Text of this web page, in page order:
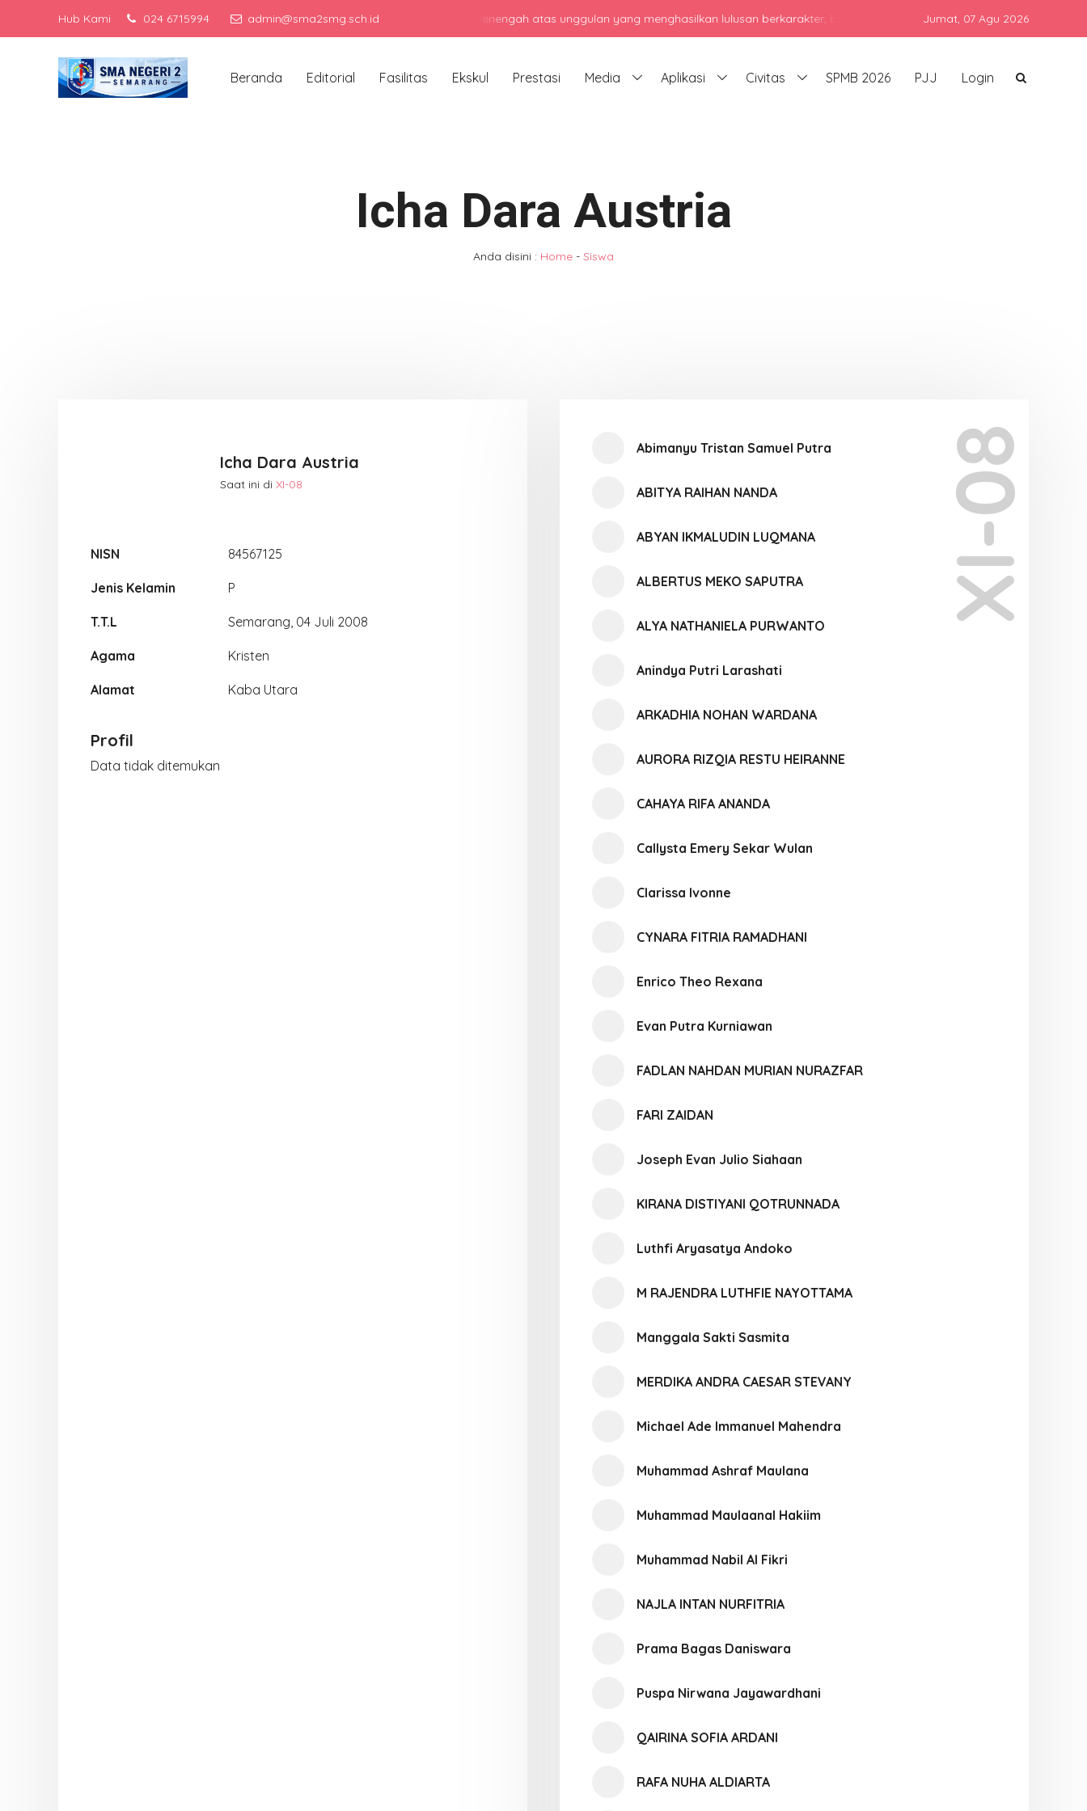
Hub Kami 024 6715994 admin@sma2smg.sch.idMenjadi sekolah menengah atas unggulan yang menghasilkan lulusan berkarakter, berprestasi, dan siap bersaing di era global
Jumat, 07 Agu 2026
Beranda Editorial Fasilitas Ekskul Prestasi Media Aplikasi Civitas SPMB 2026 PJJ Login
Icha Dara Austria
Anda disini : Home - Siswa
Icha Dara Austria
Saat ini di XI-08
NISN 84567125
Jenis Kelamin P
T.T.L Semarang, 04 Juli 2008
Agama Kristen
Alamat Kaba Utara
Profil
Data tidak ditemukan
XI-08
Abimanyu Tristan Samuel Putra
ABITYA RAIHAN NANDA
ABYAN IKMALUDIN LUQMANA
ALBERTUS MEKO SAPUTRA
ALYA NATHANIELA PURWANTO
Anindya Putri Larashati
ARKADHIA NOHAN WARDANA
AURORA RIZQIA RESTU HEIRANNE
CAHAYA RIFA ANANDA
Callysta Emery Sekar Wulan
Clarissa Ivonne
CYNARA FITRIA RAMADHANI
Enrico Theo Rexana
Evan Putra Kurniawan
FADLAN NAHDAN MURIAN NURAZFAR
FARI ZAIDAN
Joseph Evan Julio Siahaan
KIRANA DISTIYANI QOTRUNNADA
Luthfi Aryasatya Andoko
M RAJENDRA LUTHFIE NAYOTTAMA
Manggala Sakti Sasmita
MERDIKA ANDRA CAESAR STEVANY
Michael Ade Immanuel Mahendra
Muhammad Ashraf Maulana
Muhammad Maulaanal Hakiim
Muhammad Nabil Al Fikri
NAJLA INTAN NURFITRIA
Prama Bagas Daniswara
Puspa Nirwana Jayawardhani
QAIRINA SOFIA ARDANI
RAFA NUHA ALDIARTA